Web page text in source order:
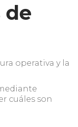
de
operativa y la
cuáles son